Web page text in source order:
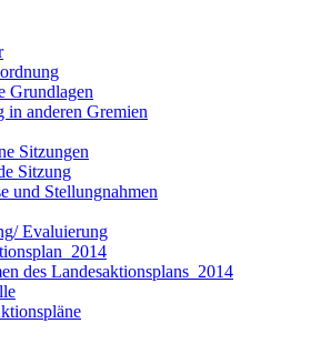
Grundlagen
in anderen Gremien
Sitzungen
Sitzung
und Stellungnahmen
Evaluierung
des Landesaktionsplans_2014